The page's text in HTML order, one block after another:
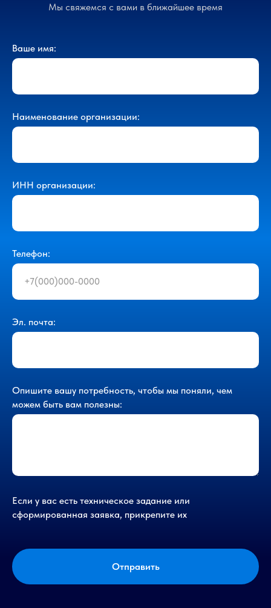
Мы свяжемся с вами в ближайшее время
Ваше имя:
Наименование организации:
ИНН организации:
Телефон:
Эл. почта:
Опишите вашу потребность, чтобы мы поняли, чем
можем быть вам полезны:
Если у вас есть техническое задание или
сформированная заявка, прикрепите их
Отправить